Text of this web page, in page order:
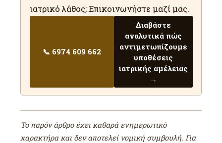
ιατρικό λάθος; Επικοινωνήστε μαζί μας.
📞 6974 609 662
Διαβάστε
αναλυτικά πώς
αντιμετωπίζουμε
υποθέσεις
ιατρικής αμέλειας
→
Το παρόν άρθρο έχει καθαρά ενημερωτικό
χαρακτήρα και δεν αποτελεί νομική συμβουλή. Για